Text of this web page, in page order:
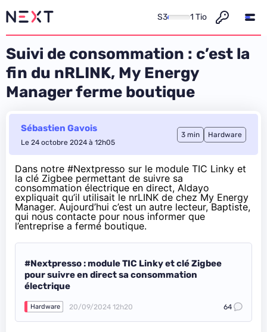
S3 1 Tio
Suivi de consommation : c’est la
fin du nRLINK, My Energy
Manager ferme boutique
Sébastien Gavois
Le 24 octobre 2024 à 12h05
3 min Hardware
Dans notre #Nextpresso sur le module TIC Linky et
la clé Zigbee permettant de suivre sa
consommation électrique en direct, Aldayo
expliquait qu’il utilisait le nrLINK de chez My Energy
Manager. Aujourd’hui c’est un autre lecteur, Baptiste,
qui nous contacte pour nous informer que
l’entreprise a fermé boutique.
#Nextpresso : module TIC Linky et clé Zigbee
pour suivre en direct sa consommation
électrique
Hardware 20/09/2024 12h20 64